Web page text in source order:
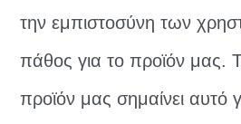
την εμπιστοσύνη των
πάθος για το προϊόν μας.
προϊόν μας σημαίνει αυτό